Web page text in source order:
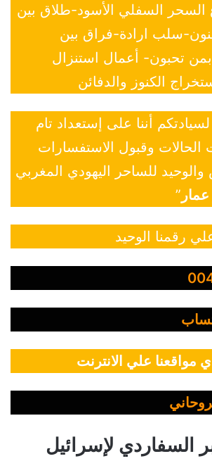
السحر السفلي الأسود-طلاق بين
سلب ارادة-فراق بين
بمن تحبون- أعمال استنزال
الكنوز والدفائن
أننا على إستعداد تام
وقبول الاستفسارات
للساحر اليهودي المغربي
”
رقمنا الوحيد
مواقعنا علي الانترنت
السفاردي لإسرائيل